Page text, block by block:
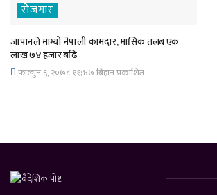
रोजगार
जापानले माग्यो नेपाली कामदार, मासिक तलब एक
लाख ७४ हजार बढि
फाल्गुन ६, २०७८ ११;४७ बिहान प्रकाशित